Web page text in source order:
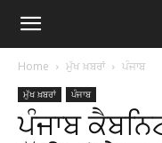
Home ਮੁੱਖ ਖ਼ਬਰਾਂ ਪੰਜਾਬ
ਮੁੱਖ ਖ਼ਬਰਾਂ ਪੰਜਾਬ
ਪੰਜਾਬ